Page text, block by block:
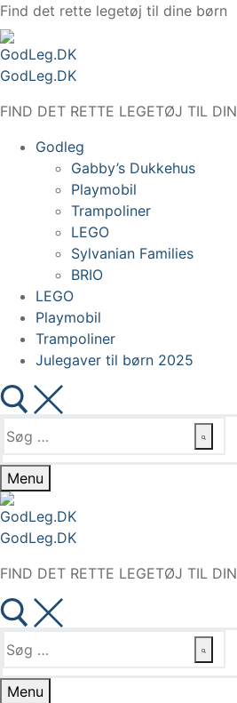
Spring
til
indhold
Find det rette legetøj til dine børn
GodLeg.DK
FIND DET RETTE LEGETØJ TIL
Godleg
Gabby’s Dukkehus
Playmobil
Trampoliner
LEGO
Sylvanian Families
BRIO
LEGO
Playmobil
Trampoliner
Julegaver til børn 2025
Søg
efter:
Menu
GodLeg.DK
FIND DET RETTE LEGETØJ TIL
Søg
efter:
Menu